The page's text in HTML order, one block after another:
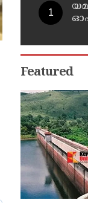
Featured